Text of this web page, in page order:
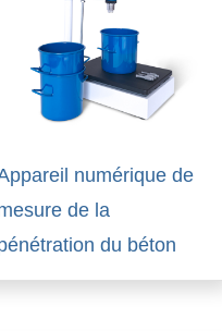
numérique de
de la
du béton